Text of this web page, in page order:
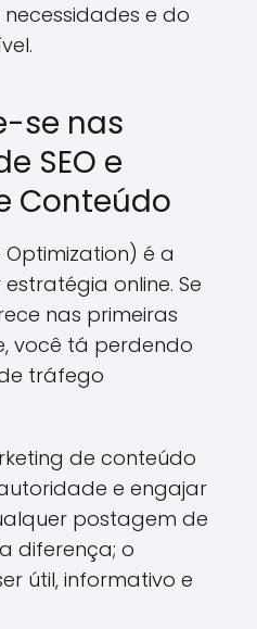
e do
se nas
SEO e
Conteúdo
Optimization) é a
online. Se
nas primeiras
você tá perdendo
tráfego
de conteúdo
e engajar
postagem de
diferença; o
útil, informativo e